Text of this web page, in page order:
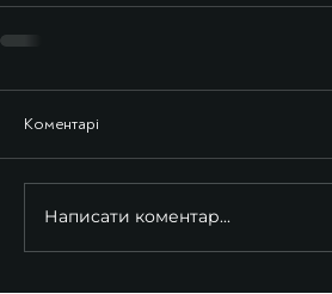
Коментарі
Написати коментар...